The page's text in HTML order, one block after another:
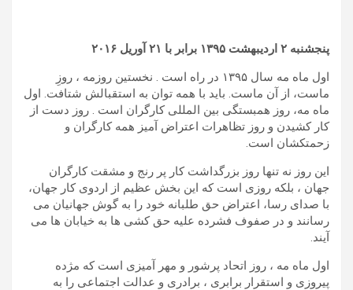
پنجشنبه ۲ ارديبهشت ۱۳۹۵ برابر با ۲۱ آوريل ۲۰۱۶
اول ماه مه سال ۱۳۹۵ در راه است . نخستین روزمه ، روزِ
ماست، از آن ماست. باید با همه توان به استقبالش شتافت. اول
ماه مه، روز همبستگی بین المللی کارگران است . روز دست از
کار کشیدن و روز تظاهرات اعتراض آمیز همه کارگران و
زحمتکشان است.
این روز نه تنها روز بزرگداشت کار پر رنج و مشقت کارگران
جهان ، بلکه روزی است که این بخش عظیم از اردوی کار جهان،
با صدای رسا، اعتراض حق طلبانه خود را به گوش جهانیان می
رسانند و در صفوف فشرده علیه حق کشی ها به خیابان ها می
آیند.
اول ماه مه ، روز اتحاد پرشور و مهر آمیزی است که مژده
پیروزی و استقرار برابری ، برادری و عدالت اجتماعی را به